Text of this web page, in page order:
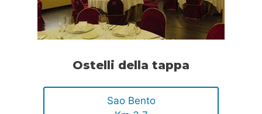
Ostelli della tappa
Sao Bento